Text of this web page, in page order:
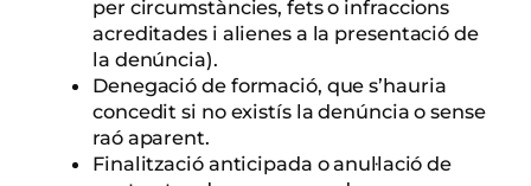
per circumstàncies, fets o infraccions
acreditades i alienes a la presentació de
la denúncia).
Denegació de formació, que s’hauria
concedit si no existís la denúncia o sense
raó aparent.
Finalització anticipada o anul·lació de